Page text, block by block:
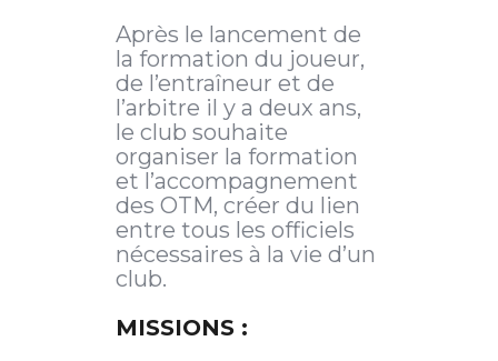
Après le lancement de
la formation du joueur,
de l’entraîneur et de
l’arbitre il y a deux ans,
le club souhaite
organiser la formation
et l’accompagnement
des OTM, créer du lien
entre tous les officiels
nécessaires à la vie d’un
club.
MISSIONS :